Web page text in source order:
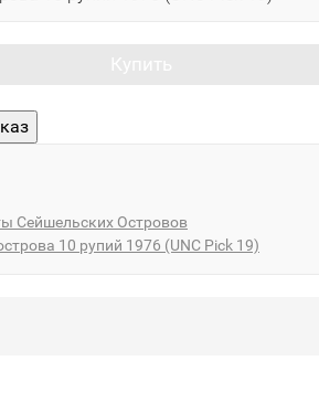
Сейшельских Островов
10 рупий 1976 (UNC Pick 19)